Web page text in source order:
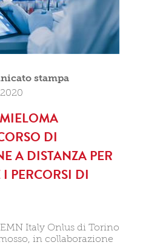
stampa
DI
A DISTANZA PER
I PERCORSI DI
Italy Onlus di Torino
in collaborazione